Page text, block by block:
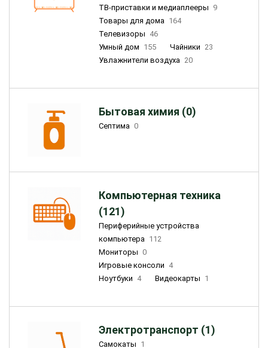
ТВ-приставки и медиаплееры 9
Товары для дома 164
Телевизоры 46
Умный дом 155 Чайники 23
Увлажнители воздуха 20
Бытовая химия (0)
Септима 0
Компьютерная техника
(121)
Периферийные устройства
компьютера 112
Мониторы 0
Игровые консоли 4
Ноутбуки 4 Видеокарты 1
Электротранспорт (1)
Самокаты 1